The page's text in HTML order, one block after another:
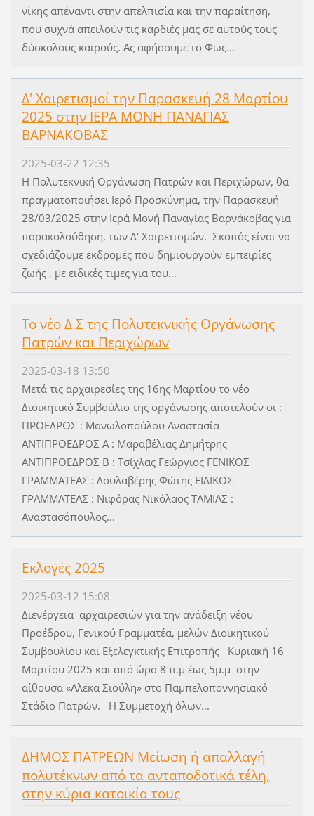
νίκης απέναντι στην απελπισία και την παραίτηση,
που συχνά απειλούν τις καρδιές μας σε αυτούς τους
δύσκολους καιρούς. Ας αφήσουμε το Φως...
Δ' Χαιρετισμοί την Παρασκευή 28 Μαρτίου
2025 στην ΙΕΡΑ ΜΟΝΗ ΠΑΝΑΓΙΑΣ
ΒΑΡΝΑΚΟΒΑΣ
2025-03-22 12:35
Η Πολυτεκνική Οργάνωση Πατρών και Περιχώρων, θα
πραγματοποιήσει Ιερό Προσκύνημα, την Παρασκευή
28/03/2025 στην Ιερά Μονή Παναγίας Βαρνάκοβας για
παρακολούθηση, των Δ' Χαιρετισμών. Σκοπός είναι να
σχεδιάζουμε εκδρομές που δημιουργούν εμπειρίες
ζωής , με ειδικές τιμες για του...
Το νέο Δ.Σ της Πολυτεκνικής Οργάνωσης
Πατρών και Περιχώρων
2025-03-18 13:50
Μετά τις αρχαιρεσίες της 16ης Μαρτίου το νέο
Διοικητικό Συμβούλιο της οργάνωσης αποτελούν οι :
ΠΡΟΕΔΡΟΣ : Μανωλοπούλου Αναστασία
ΑΝΤΙΠΡΟΕΔΡΟΣ Α : Μαραβέλιας Δημήτρης
ΑΝΤΙΠΡΟΕΔΡΟΣ Β : Τσίχλας Γεώργιος ΓΕΝΙΚΟΣ
ΓΡΑΜΜΑΤΕΑΣ : Δουλαβέρης Φώτης ΕΙΔΙΚΟΣ
ΓΡΑΜΜΑΤΕΑΣ : Νιφόρας Νικόλαος ΤΑΜΙΑΣ :
Αναστασόπουλος...
Εκλογές 2025
2025-03-12 15:08
Διενέργεια αρχαιρεσιών για την ανάδειξη νέου
Προέδρου, Γενικού Γραμματέα, μελών Διοικητικού
Συμβουλίου και Εξελεγκτικής Επιτροπής Κυριακή 16
Μαρτίου 2025 και από ώρα 8 π.μ έως 5μ.μ στην
αίθουσα «Αλέκα Σιούλη» στο Παμπελοποννησιακό
Στάδιο Πατρών. Η Συμμετοχή όλων...
ΔΗΜΟΣ ΠΑΤΡΕΩΝ Μείωση ή απαλλαγή
πολυτέκνων από τα ανταποδοτικά τέλη,
στην κύρια κατοικία τους